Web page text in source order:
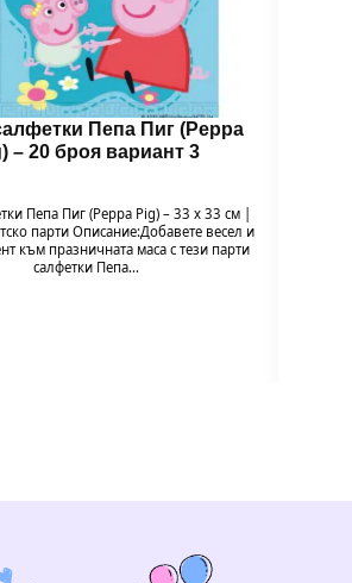
Пепа Пиг (Peppa
– 20 броя вариант 3
Пепа Пиг (Peppa Pig) – 33 x 33 см |
парти Описание:Добавете весел и
към празничната маса с тези парти
салфетки Пепа…